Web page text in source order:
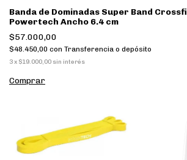
Banda de Dominadas Super Band
Powertech Ancho 6.4 cm
$57.000,00
$48.450,00 con Transferencia o depósito
3x $19.000,00 sin interés